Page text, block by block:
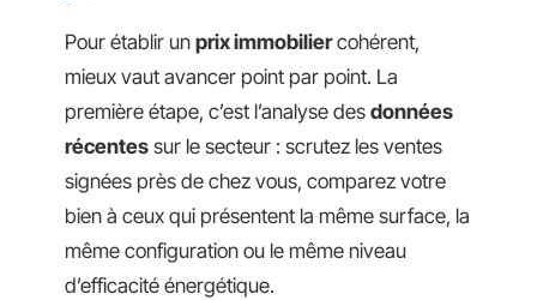
Pour établir un prix immobiliercohérent,
mieux vaut avancer point par point. La
première étape, c’est l’analyse des données
récentes sur le secteur : scrutez les ventes
signées près de chez vous, comparez votre
bien à ceux qui présentent la même surface, la
même configuration ou le même niveau
d’efficacité énergétique.